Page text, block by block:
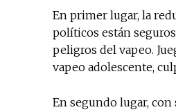
En primer lugar, la
políticos están
peligros del vapeo.
vapeo adolescente,
En segundo lugar,